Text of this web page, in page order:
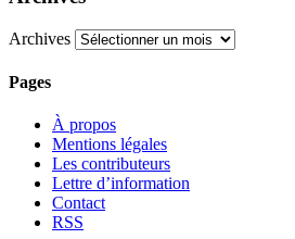
Archives
Pages
À propos
Mentions légales
Les contributeurs
Lettre d’information
Contact
RSS